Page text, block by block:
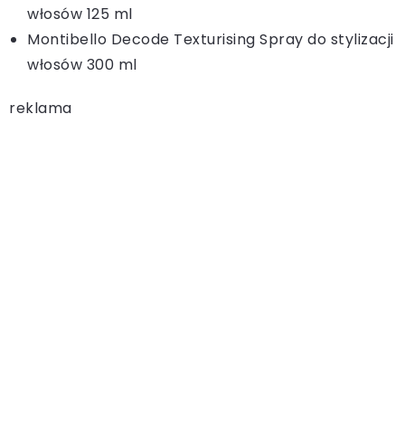
włosów 125 ml
Montibello Decode Texturising Spray do stylizacji
włosów 300 ml
reklama